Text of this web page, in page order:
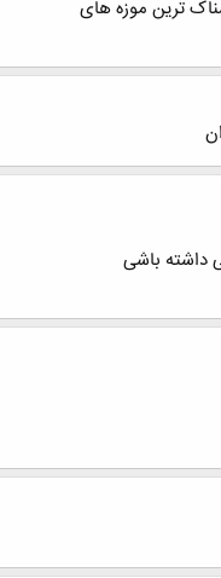
ترین موزه های
داشته باشی